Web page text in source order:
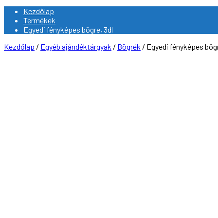
Kezdőlap
Termékek
Egyedi fényképes bögre, 3dl
Kezdőlap / Egyéb ajándéktárgyak / Bögrék / Egyedi fényképes